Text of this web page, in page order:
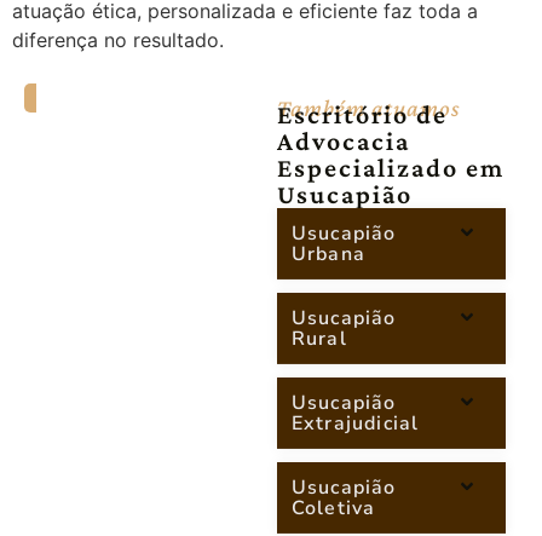
atuação ética, personalizada e eficiente faz toda a
diferença no resultado.
Também atuamos
Escritório de
Advocacia
Especializado em
Usucapião
Usucapião
Urbana
Usucapião
Rural
Usucapião
Extrajudicial
Usucapião
Coletiva